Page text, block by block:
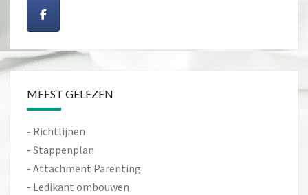
MEEST GELEZEN
- Richtlijnen
- Stappenplan
- Attachment Parenting
- Ledikant ombouwen